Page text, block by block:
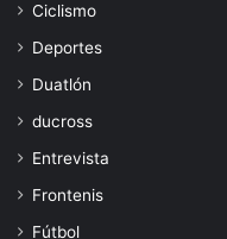
Ciclismo
Deportes
Duatlón
ducross
Entrevista
Frontenis
Fútbol